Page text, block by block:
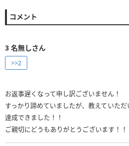
コメント
3 名無しさん
>>2
お返事遅くなって申し訳ございません！
すっかり諦めていましたが、教えていた
達成できました！！
ご親切にどうもありがとうございます！！